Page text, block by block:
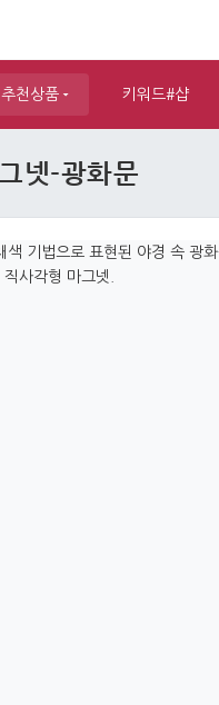
추천상품 키워드#샵
넷-광화문